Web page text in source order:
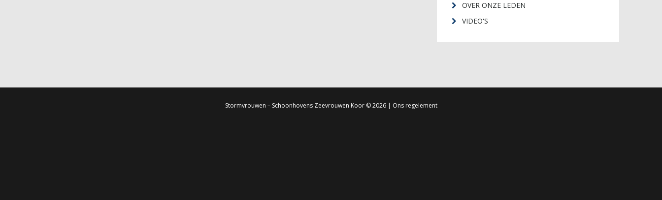
OVER ONZE LEDEN
VIDEO'S
Stormvrouwen – Schoonhovens Zeevrouwen Koor© 2026 | Ons regelement